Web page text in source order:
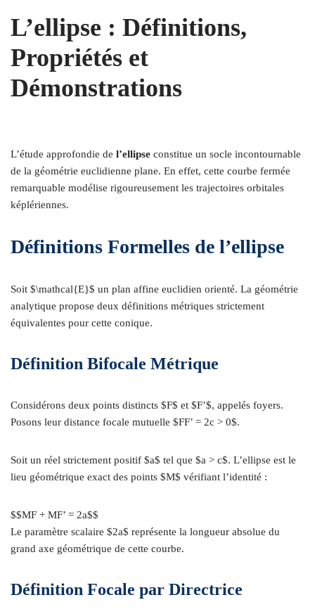
L’ellipse : Définitions,
Propriétés et
Démonstrations
L’étude approfondie de l’ellipse constitue un socle incontournable
de la géométrie euclidienne plane. En effet, cette courbe fermée
remarquable modélise rigoureusement les trajectoires orbitales
képlériennes.
Définitions Formelles de l’ellipse
Soit $\mathcal{E}$ un plan affine euclidien orienté. La géométrie
analytique propose deux définitions métriques strictement
équivalentes pour cette conique.
Définition Bifocale Métrique
Considérons deux points distincts $F$ et $F’$, appelés foyers.
Posons leur distance focale mutuelle $FF’ = 2c > 0$.
Soit un réel strictement positif $a$ tel que $a > c$. L’ellipse est le
lieu géométrique exact des points $M$ vérifiant l’identité :
$$MF + MF’ = 2a$$
Le paramètre scalaire $2a$ représente la longueur absolue du
grand axe géométrique de cette courbe.
Définition Focale par Directrice